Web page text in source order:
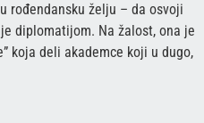
rođendansku želju – da osvoji
diplomatijom. Na žalost, ona je
koja deli akademce koji u dugo,